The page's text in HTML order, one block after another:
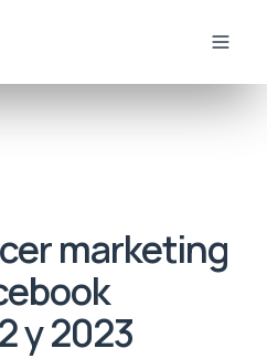
marketing
y 2023